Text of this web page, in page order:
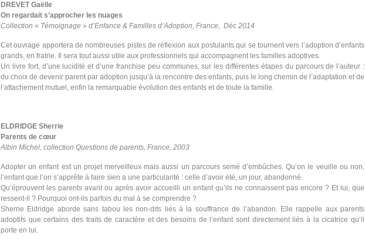
DREVET Gaëlle
On regardait s’approcher les nuages
Collection « Témoignage » d’Enfance & Familles d’Adoption, France, Déc 2014
Cet ouvrage apportera de nombreuses pistes de réflexion aux postulants qui se tournent vers l’adoption d’enfants
grands, en fratrie. Il sera tout aussi utile aux professionnels qui accompagnent les familles adoptives.
Un livre fort, d’une lucidité et d’une franchise peu communes, sur les différentes étapes du parcours de l’auteur :
du choix de devenir parent par adoption jusqu’à la rencontre des enfants, puis le long chemin de l’adaptation et de
l’attachement mutuel, enfin la remarquable évolution des enfants et de toute la famille.
ELDRIDGE Sherrie
Parents de cœur
Albin Michel, collection Questions de parents, France, 2003
Adopter un enfant est un projet merveilleux mais aussi un parcours semé d’embûches. Qu’on le veuille ou non,
l’enfant que l’on s’apprête à faire sien a une particularité : celle d’avoir été, un jour, abandonné.
Qu’éprouvent les parents avant ou après avoir accueilli un enfant qu’ils ne connaissent pas encore ? Et lui, que
ressent-il ? Pourquoi ont-ils parfois du mal à se comprendre ?
Sherrie Eldridge aborde sans tabou les non-dits liés à la souffrance de l’abandon. Elle rappelle aux parents
adoptifs que certains des traits de caractère et des besoins de l’enfant sont directement liés à la cicatrice qu’il
porte en lui.